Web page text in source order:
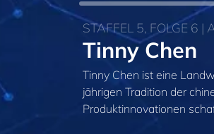
STAFFEL 5, FOLGE 6
Tinny Chen
Tinny Chen ist eine
jährigen Tradition der
Produktinnovationen